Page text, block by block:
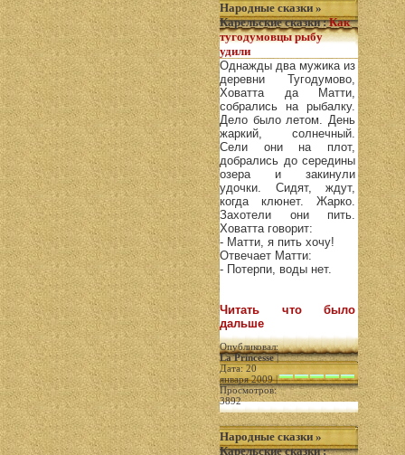
Народные сказки »
Карельские сказки:Как
тугодумовцы рыбу
удили
Однажды два мужика из
деревни Тугодумово,
Ховатта да Матти,
собрались на рыбалку.
Дело было летом. День
жаркий, солнечный.
Сели они на плот,
добрались до середины
озера и закинули
удочки. Сидят, ждут,
когда клюнет. Жарко.
Захотели они пить.
Ховатта говорит:
- Матти, я пить хочу!
Отвечает Матти:
- Потерпи, воды нет.
Читать что было
дальше
Опубликовал:
La Princesse|
Дата: 20
января 2009 |
Просмотров:
3892
Народные сказки »
Карельские сказки: